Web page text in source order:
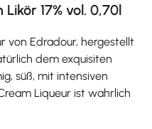
17% vol. 0,70l
von Edradour, hergestellt
dem exquisiten
süß, mit intensiven
Liqueur ist wahrlich